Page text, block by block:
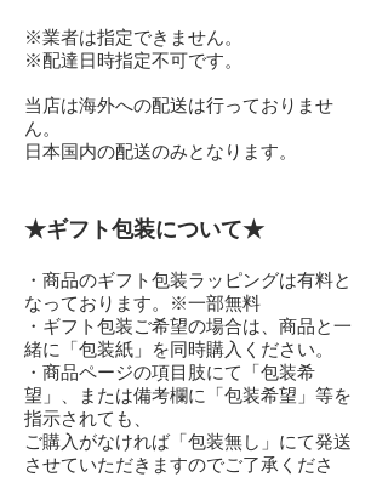
※業者は指定できません。
※配達日時指定不可です。
当店は海外への配送は行っておりませ
ん。
日本国内の配送のみとなります。
★ギフト包装について★
・商品のギフト包装ラッピングは有料と
なっております。※一部無料
・ギフト包装ご希望の場合は、商品と一
緒に「包装紙」を同時購入ください。
・商品ページの項目肢にて「包装希
望」、または備考欄に「包装希望」等を
指示されても、
ご購入がなければ「包装無し」にて発送
させていただきますのでご了承くださ